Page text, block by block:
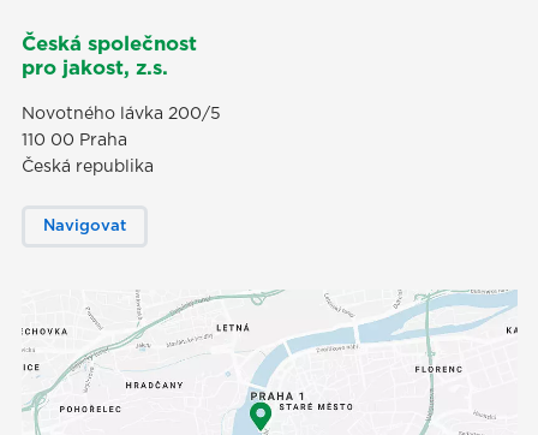
Česká společnost
pro jakost, z.s.
Novotného lávka 200/5
110 00 Praha
Česká republika
Navigovat